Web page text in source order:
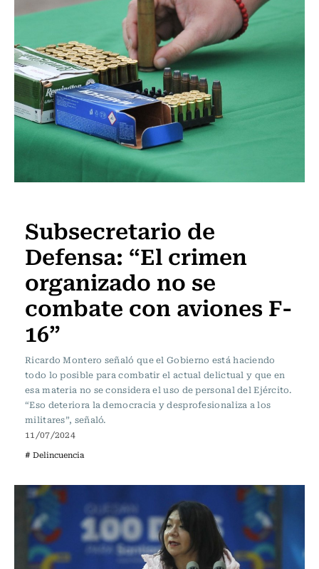
Subsecretario de
Defensa: “El crimen
organizado no se
combate con aviones F-
16”
Ricardo Montero señaló que el Gobierno está haciendo
todo lo posible para combatir el actual delictual y que en
esa materia no se considera el uso de personal del Ejército.
“Eso deteriora la democracia y desprofesionaliza a los
militares”, señaló.
11/07/2024
# Delincuencia